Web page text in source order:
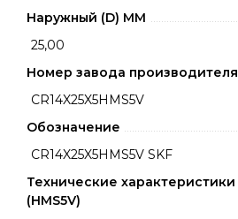
Наружный (D) ММ
25,00
Номер завода производителя
CR14X25X5HMS5V
Обозначение
CR14X25X5HMS5V SKF
Технические характеристики
(HMS5V)